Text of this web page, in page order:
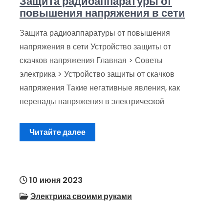
повышения напряжения в сети
Защита радиоаппаратуры от повышения
напряжения в сети Устройство защиты от
скачков напряжения Главная > Советы
электрика > Устройство защиты от скачков
напряжения Такие негативные явления, как
перепады напряжения в электрической
Читайте далее
10 июня 2023
Электрика своими руками